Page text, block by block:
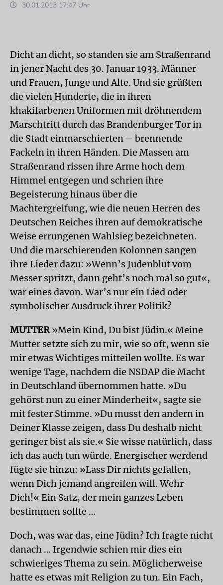
30.01.2013 17:47 Uhr
Dicht an dicht, so standen sie am Straßenrand
in jener Nacht des 30. Januar 1933. Männer
und Frauen, Junge und Alte. Und sie grüßten
die vielen Hunderte, die in ihren
khakifarbenen Uniformen mit dröhnendem
Marschtritt durch das Brandenburger Tor in
die Stadt einmarschierten – brennende
Fackeln in ihren Händen. Die Massen am
Straßenrand rissen ihre Arme hoch dem
Himmel entgegen und schrien ihre
Begeisterung hinaus über die
Machtergreifung, wie die neuen Herren des
Deutschen Reiches ihren auf demokratische
Weise errungenen Wahlsieg bezeichneten.
Und die marschierenden Kolonnen sangen
ihre Lieder dazu: »Wenn’s Judenblut vom
Messer spritzt, dann geht’s noch mal so gut«,
war eines davon. War’s nur ein Lied oder
symbolischer Ausdruck ihrer Politik?
MUTTER»Mein Kind, Du bist Jüdin.« Meine
Mutter setzte sich zu mir, wie so oft, wenn sie
mir etwas Wichtiges mitteilen wollte. Es war
wenige Tage, nachdem die NSDAP die Macht
in Deutschland übernommen hatte. »Du
gehörst nun zu einer Minderheit«, sagte sie
mit fester Stimme. »Du musst den andern in
Deiner Klasse zeigen, dass Du deshalb nicht
geringer bist als sie.« Sie wisse natürlich, dass
ich das auch tun würde. Energischer werdend
fügte sie hinzu: »Lass Dir nichts gefallen,
wenn Dich jemand angreifen will. Wehr
Dich!« Ein Satz, der mein ganzes Leben
bestimmen sollte …
Doch, was war das, eine Jüdin? Ich fragte nicht
danach … Irgendwie schien mir dies ein
schwieriges Thema zu sein. Möglicherweise
hatte es etwas mit Religion zu tun. Ein Fach,